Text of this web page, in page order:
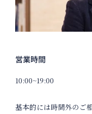
営業時間
10:00~19:00
基本的には時間外のご